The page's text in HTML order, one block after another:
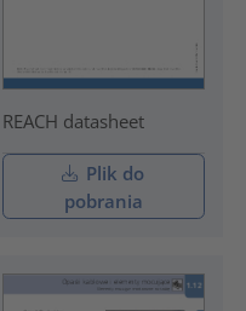
REACH datasheet
Plik do
pobrania